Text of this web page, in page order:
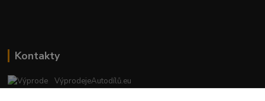
Kontakty
VýprodejeAutodílů.eu
+420 792 217 851